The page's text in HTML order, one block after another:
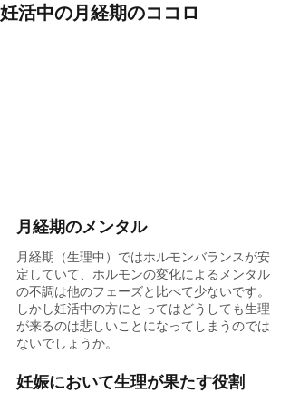
妊活中の月経期のココロ
月経期のメンタル
月経期（生理中）ではホルモンバランスが安
定していて、ホルモンの変化によるメンタル
の不調は他のフェーズと比べて少ないです。
しかし妊活中の方にとってはどうしても生理
が来るのは悲しいことになってしまうのでは
ないでしょうか。
妊娠において生理が果たす役割